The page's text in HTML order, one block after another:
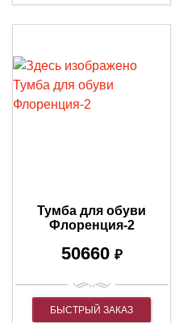
Тумба для обуви
Флоренция-2
50660 ₽
БЫСТРЫЙ ЗАКАЗ